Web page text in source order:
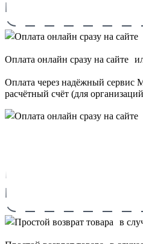
Оплата онлайн сразу на сайте
Оплата через надёжный сервис
расчётный счёт (для